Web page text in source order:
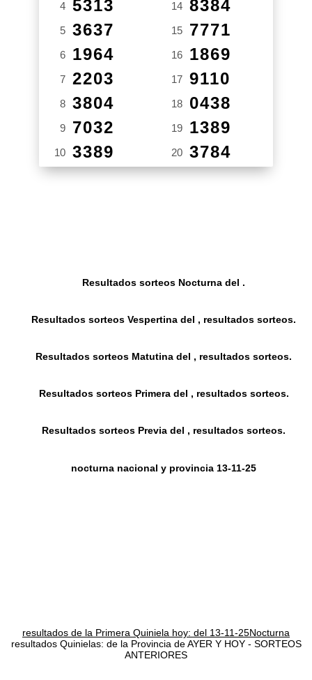
4 5313
5 3637
6 1964
7 2203
8 3804
9 7032
10 3389
14 8384
15 7771
16 1869
17 9110
18 0438
19 1389
20 3784
Resultados sorteos Nocturna del .
Resultados sorteos Vespertina del , resultados sorteos.
Resultados sorteos Matutina del , resultados sorteos.
Resultados sorteos Primera del , resultados sorteos.
Resultados sorteos Previa del , resultados sorteos.
nocturna nacional y provincia 13-11-25
resultados de la Primera Quiniela hoy: del 13-11-25Nocturna
resultados Quinielas: de la Provincia de AYER Y HOY - SORTEOS
ANTERIORES